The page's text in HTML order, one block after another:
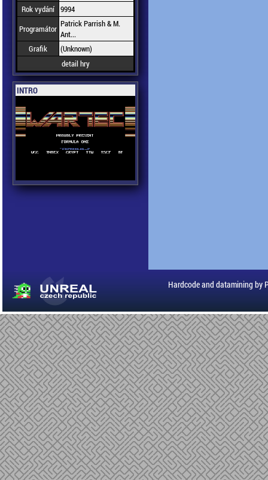
Rok vydání 9994
Programátor Patrick Parrish & M.
Ant...
Grafik
(Unknown)
detail hry
INTRO
Hardcode and datamining by